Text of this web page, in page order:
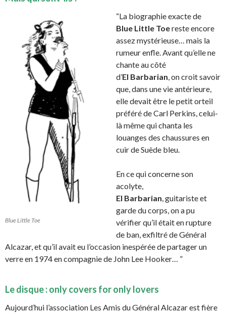
Blue Little Toe
“La biographie exacte de
Blue Little Toereste encore
assez mystérieuse… mais la
rumeur enfle. Avant qu’elle ne
chante au côté
d’El Barbarian, on croit savoir
que, dans une vie antérieure,
elle devait être le petit orteil
préféré de Carl Perkins, celui-
là même qui chanta les
louanges des chaussures en
cuir de Suède bleu.
En ce qui concerne son
acolyte,
El Barbarian, guitariste et
garde du corps, on a pu
vérifier qu’il était en rupture
de ban, exfiltré de Général
Alcazar, et qu’il avait eu l’occasion inespérée de partager un
verre en 1974 en compagnie de John Lee Hooker… ”
Le disque : only covers for only lovers
Aujourd’hui l’association Les Amis du Général Alcazar est fière